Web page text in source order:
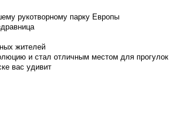
рукотворному парку Европы
жителей
и стал отличным местом для прогулок
вас удивит